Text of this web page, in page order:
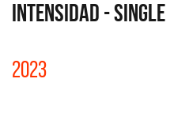
INTENSIDAD - SINGLE
2023